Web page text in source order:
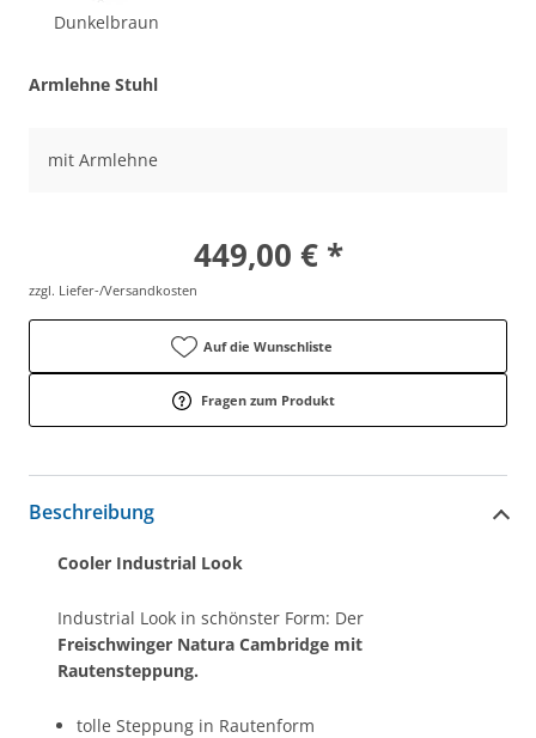
Dunkelbraun
Armlehne Stuhl
mit Armlehne
449,00 € *
zzgl. Liefer-/Versandkosten
Auf die Wunschliste
Fragen zum Produkt
Beschreibung
Cooler Industrial Look
Industrial Look in schönster Form: Der
Freischwinger Natura Cambridge mit
Rautensteppung.
tolle Steppung in Rautenform